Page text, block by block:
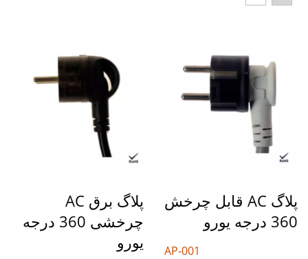
پلاگ AC قابل چرخش
360 درجه یورو
AP-001
پلاگ برق AC
چرخشی 360 درجه
یورو